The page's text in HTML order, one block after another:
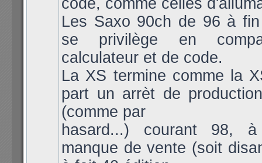
code, comme celles
Les Saxo 90ch de 96 à
se privilège en
calculateur et de code.
La XS termine comme la
part un arrèt de
(comme par
hasard...) courant 98,
manque de vente (soit